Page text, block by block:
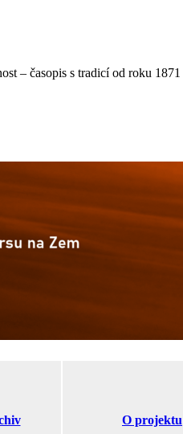
– časopis s tradicí od roku 1871
O projektu